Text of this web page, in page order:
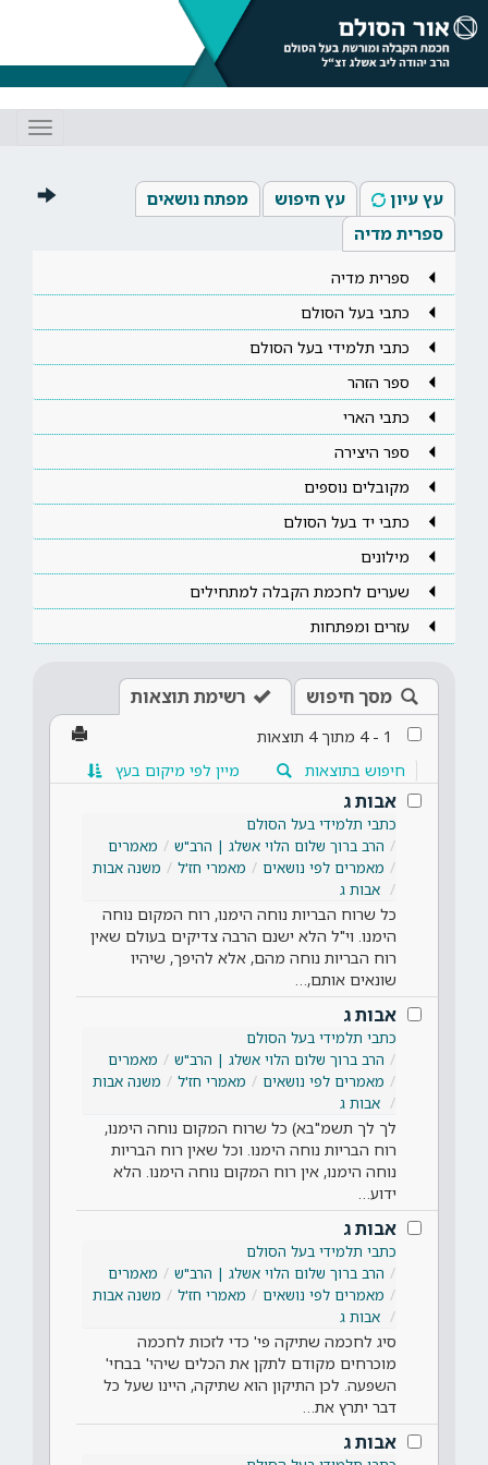
עץ עיון עץ חיפוש
מפתח נושאים
ספרית מדיה
ספרית מדיה
כתבי בעל הסולם
כתבי תלמידי בעל הסולם
ספר הזהר
כתבי הארי
ספר היצירה
מקובלים נוספים
כתבי יד בעל הסולם
מילונים
שערים לחכמת הקבלה למתחילים
עזרים ומפתחות
מסך חיפוש רשימת תוצאות
1
-
4 מתוך4 תוצאות
חיפוש בתוצאות
מיין לפי מיקום בעץ
אבות ג
כתבי תלמידי בעל הסולם
הרב ברוך שלום הלוי אשלג | הרב"ש
מאמרים
מאמרים לפי נושאים
מאמרי חז'ל
משנה אבות
אבות ג
כל שרוח הבריות נוחה הימנו, רוח המקום נוחה
הימנו. וי"ל הלא ישנם הרבה צדיקים בעולם שאין
רוח הבריות נוחה מהם, אלא להיפך, שיהיו
שונאים אותם,…
אבות ג
כתבי תלמידי בעל הסולם
הרב ברוך שלום הלוי אשלג | הרב"ש
מאמרים
מאמרים לפי נושאים
מאמרי חז'ל
משנה אבות
אבות ג
לך לך תשמ"בא) כל שרוח המקום נוחה הימנו,
רוח הבריות נוחה הימנו. וכל שאין רוח הבריות
נוחה הימנו, אין רוח המקום נוחה הימנו. הלא
ידוע…
אבות ג
כתבי תלמידי בעל הסולם
הרב ברוך שלום הלוי אשלג | הרב"ש
מאמרים
מאמרים לפי נושאים
מאמרי חז'ל
משנה אבות
אבות ג
סיג לחכמה שתיקה פי' כדי לזכות לחכמה
מוכרחים מקודם לתקן את הכלים שיהי' בבחי'
השפעה. לכן התיקון הוא שתיקה, היינו שעל כל
דבר יתרץ את…
אבות ג